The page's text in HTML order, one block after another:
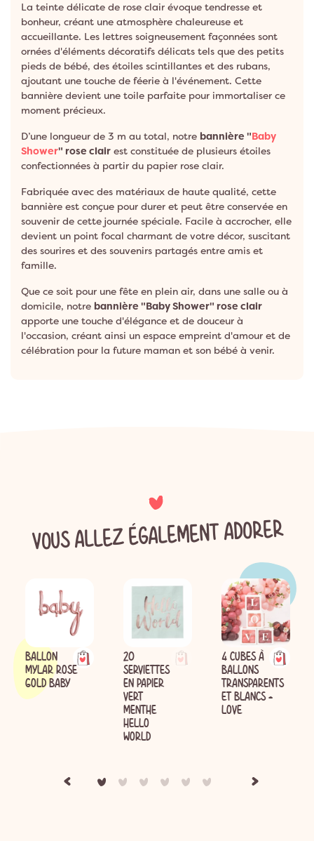
La teinte délicate de rose clair évoque tendresse et
bonheur, créant une atmosphère chaleureuse et
accueillante. Les lettres soigneusement façonnées sont
ornées d'éléments décoratifs délicats tels que des petits
pieds de bébé, des étoiles scintillantes et des rubans,
ajoutant une touche de féerie à l'événement. Cette
bannière devient une toile parfaite pour immortaliser ce
moment précieux.
D’une longueur de 3 m au total, notre bannière "Baby
Shower" rose clair est constituée de plusieurs étoiles
confectionnées à partir du papier rose clair.
Fabriquée avec des matériaux de haute qualité, cette
bannière est conçue pour durer et peut être conservée en
souvenir de cette journée spéciale. Facile à accrocher, elle
devient un point focal charmant de votre décor, suscitant
des sourires et des souvenirs partagés entre amis et
famille.
Que ce soit pour une fête en plein air, dans une salle ou à
domicile, notre bannière "Baby Shower" rose clair
apporte une touche d'élégance et de douceur à
l'occasion, créant ainsi un espace empreint d'amour et de
célébration pour la future maman et son bébé à venir.
VOUS ALLEZ ÉGALEMENT ADORER
BALLON
MYLAR ROSE
GOLD BABY
20
SERVIETTES
EN PAPIER
VERT
MENTHE
HELLO
WORLD
4 CUBES À
BALLONS
TRANSPARENTS
ET BLANCS -
LOVE